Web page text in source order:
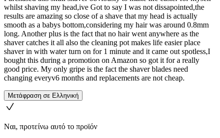
whilst shaving my head,ive Got to say I was not dissapointed,the
results are amazing so close of a shave that my head is actually
smooth as a babys bottom,considering my hair was around 0.8mm
long. Another plus is the fact that no hair went anywhere as the
shaver catches it all also the cleaning pot makes life easier place
shaver in with water turn on for 1 minute and it came out spotless,I
bought this during a promotion on Amazon so got it for a really
good price. My only gripe is the fact the shaver blades need
changing everyv6 months and replacements are not cheap.
Μετάφραση σε Ελληνική
Ναι, προτείνω αυτό το προϊόν